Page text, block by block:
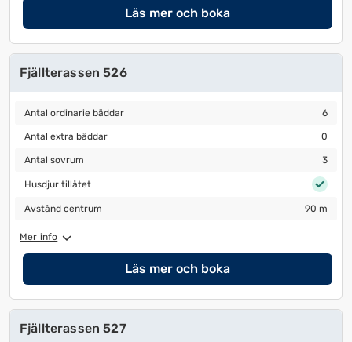
Läs mer och boka
Fjällterassen 526
Antal ordinarie bäddar
Antal ordinarie bäddar 6
Antal extra bäddar
Antal extra bäddar 0
Antal sovrum
Antal sovrum 3
Husdjur tillåtet
Husdjur tillåtet
Avstånd centrum
Avstånd centrum 90 m
Mer info
Läs mer och boka
Fjällterassen 527